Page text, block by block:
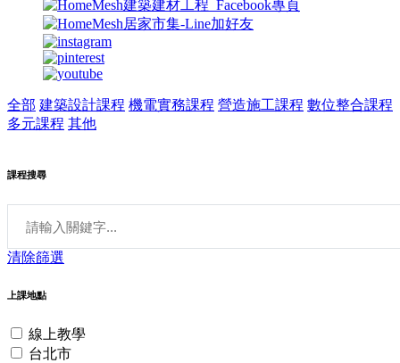
全部 建築設計課程 機電實務課程 營造施工課程 數位整合課程
多元課程 其他
課程搜尋
清除篩選
上課地點
線上教學
台北市